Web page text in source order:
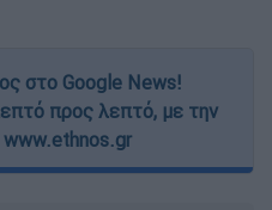
στο Google News!
προς λεπτό, με την